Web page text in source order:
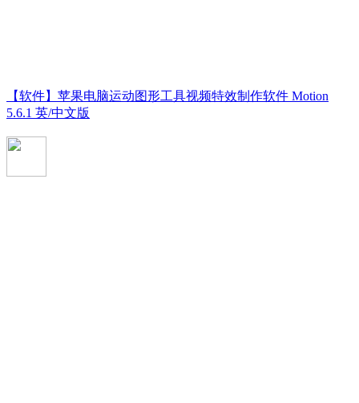
【软件】苹果电脑运动图形工具视频特效制作软件 Motion
5.6.1 英/中文版